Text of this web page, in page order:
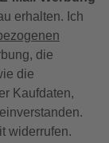
erhalten. Ich
die
die
Kaufdaten,
widerrufen.